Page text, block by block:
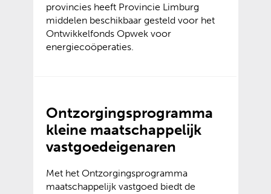
provincies heeft Provincie Limburg
middelen beschikbaar gesteld voor het
Ontwikkelfonds Opwek voor
energiecoöperaties.
Ontzorgingsprogramma
kleine maatschappelijk
vastgoedeigenaren
Met het Ontzorgingsprogramma
maatschappelijk vastgoed biedt de